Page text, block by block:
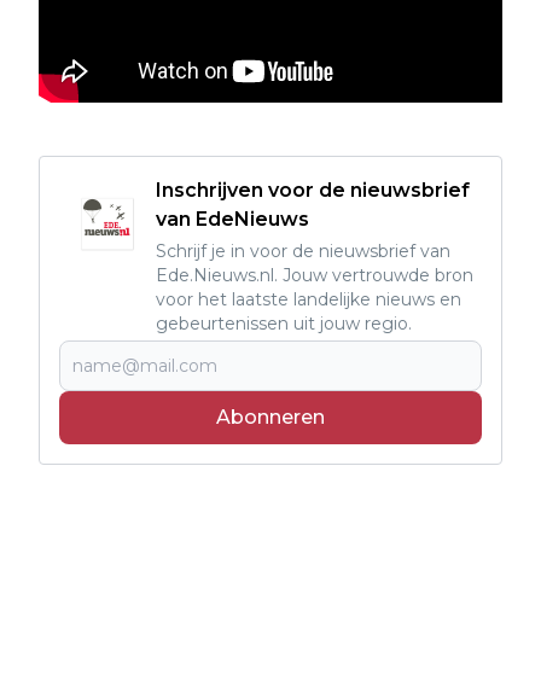
Inschrijven voor de nieuwsbrief
van EdeNieuws
Schrijf je in voor de nieuwsbrief van
Ede.Nieuws.nl. Jouw vertrouwde bron
voor het laatste landelijke nieuws en
gebeurtenissen uit jouw regio.
Abonneren